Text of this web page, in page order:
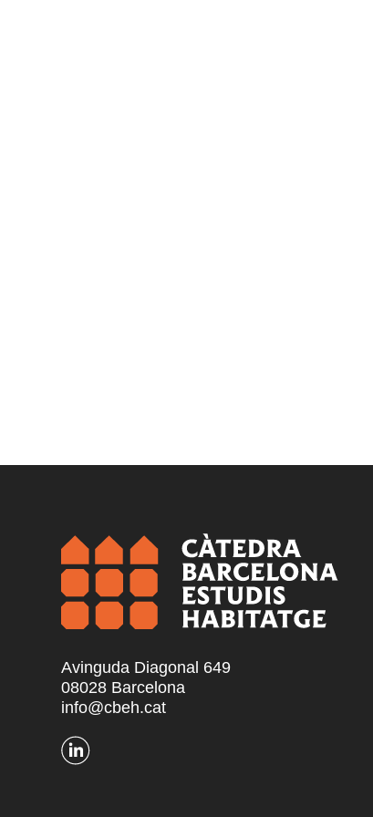
Avinguda Diagonal 649
08028 Barcelona
info@cbeh.cat